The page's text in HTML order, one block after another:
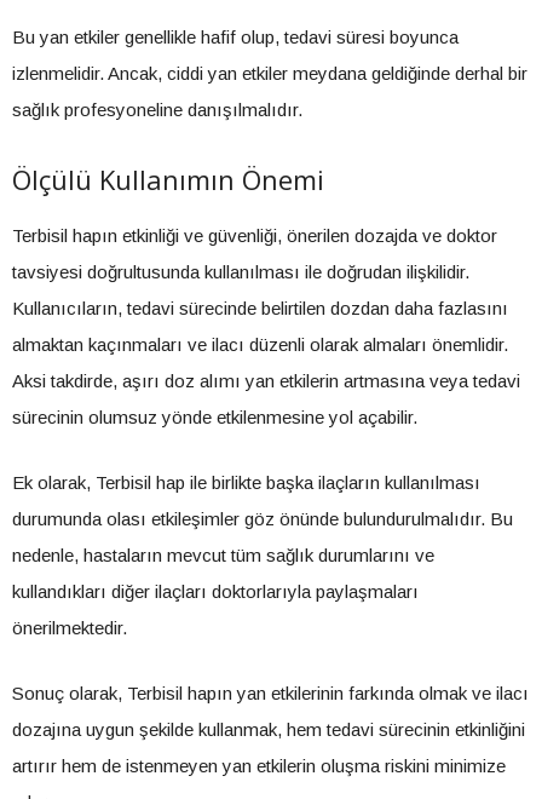
Bu yan etkiler genellikle hafif olup, tedavi süresi boyunca
izlenmelidir. Ancak, ciddi yan etkiler meydana geldiğinde derhal bir
sağlık profesyoneline danışılmalıdır.
Ölçülü Kullanımın Önemi
Terbisil hapın etkinliği ve güvenliği, önerilen dozajda ve doktor
tavsiyesi doğrultusunda kullanılması ile doğrudan ilişkilidir.
Kullanıcıların, tedavi sürecinde belirtilen dozdan daha fazlasını
almaktan kaçınmaları ve ilacı düzenli olarak almaları önemlidir.
Aksi takdirde, aşırı doz alımı yan etkilerin artmasına veya tedavi
sürecinin olumsuz yönde etkilenmesine yol açabilir.
Ek olarak, Terbisil hap ile birlikte başka ilaçların kullanılması
durumunda olası etkileşimler göz önünde bulundurulmalıdır. Bu
nedenle, hastaların mevcut tüm sağlık durumlarını ve
kullandıkları diğer ilaçları doktorlarıyla paylaşmaları
önerilmektedir.
Sonuç olarak, Terbisil hapın yan etkilerinin farkında olmak ve ilacı
dozajına uygun şekilde kullanmak, hem tedavi sürecinin etkinliğini
artırır hem de istenmeyen yan etkilerin oluşma riskini minimize